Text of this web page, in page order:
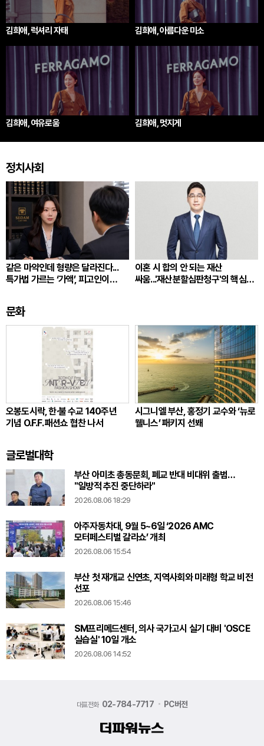
김희애, 럭셔리 자태 김희애, 아름다운 미소
김희애, 여유로움 김희애, 멋지게
정치사회
같은 마약인데 형량은 달라진다...
특가법 가르는 ‘가액’, 피고인이
이혼 시 합의 안 되는 재산
싸움...'재산분할심판청구'의 핵심
문화
오봉도시락, 한·불 수교 140주년
기념 O.F.F. 패션쇼 협찬 나서
시그니엘 부산, 홍정기 교수와 ‘뉴로
웰니스’ 패키지 선봬
글로벌대학
부산 아미초 총동문회, 폐교 반대 비대위 출범…
"일방적 추진 중단하라"
2026.08.06 18:29
아주자동차대, 9월 5~6일 ‘2026 AMC
모터페스티벌 갈라쇼’ 개최
2026.08.06 15:54
부산 첫 재개교 신연초, 지역사회와 미래형 학교 비전
선포
2026.08.06 15:46
SM프리메드센터, 의사 국가고시 실기 대비 'OSCE
실습실' 10일 개소
2026.08.06 14:52
대표전화 02-784-7717 PC버전